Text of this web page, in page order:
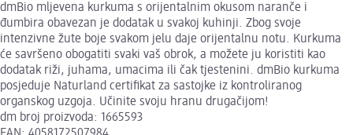
dmBio mljevena kurkuma s orijentalnim okusom naranče i
đumbira obavezan je dodatak u svakoj kuhinji. Zbog svoje
intenzivne žute boje svakom jelu daje orijentalnu notu. Kurkuma
će savršeno obogatiti svaki vaš obrok, a možete ju koristiti kao
dodatak riži, juhama, umacima ili čak tjestenini. dmBio kurkuma
posjeduje Naturland certifikat za sastojke iz kontroliranog
organskog uzgoja. Učinite svoju hranu drugačijom!
dm broj proizvoda: 1665593